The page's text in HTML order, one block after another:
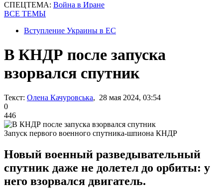
СПЕЦТЕМА: Война в Иране
ВСЕ ТЕМЫ
Вступление Украины в ЕС
В КНДР после запуска
взорвался спутник
Текст: Олена Качуровська, 28 мая 2024, 03:54
0
446
Запуск первого военного спутника-шпиона КНДР
Новый военный разведывательный
спутник даже не долетел до орбиты: у
него взорвался двигатель.